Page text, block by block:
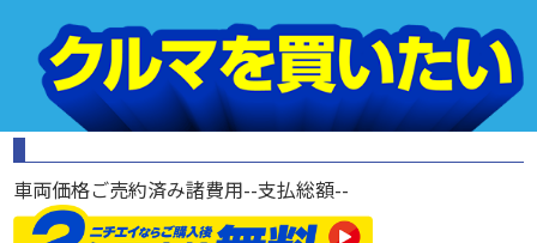
車両価格ご売約済み諸費用--支払総額--